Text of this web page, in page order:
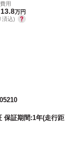
用
13.8万円
済込)
保証期間:1年(走行距